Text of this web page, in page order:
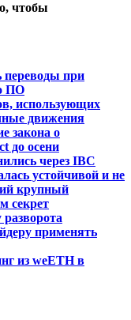
чтобы
переводы при
ПО
использующих
движения
закона о
до осени
через IBC
устойчивой и не
крупный
секрет
применять
из weETH в